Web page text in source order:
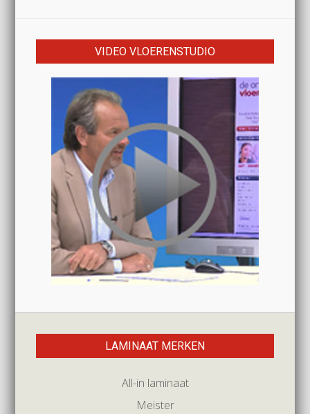
VIDEO VLOERENSTUDIO
LAMINAAT MERKEN
All-in laminaat
Meister